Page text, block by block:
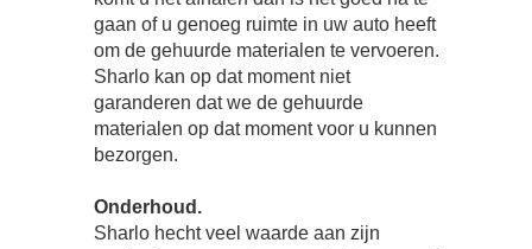
gaan of u genoeg ruimte in uw auto heeft
om de gehuurde materialen te vervoeren.
Sharlo kan op dat moment niet
garanderen dat we de gehuurde
materialen op dat moment voor u kunnen
bezorgen.
Onderhoud.
Sharlo hecht veel waarde aan zijn